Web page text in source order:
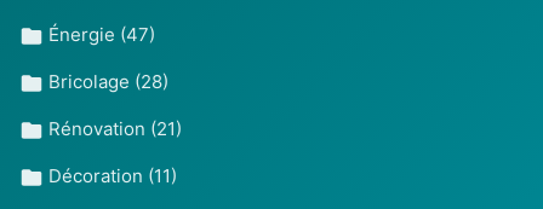
Énergie (47)
Bricolage (28)
Rénovation (21)
Décoration (11)